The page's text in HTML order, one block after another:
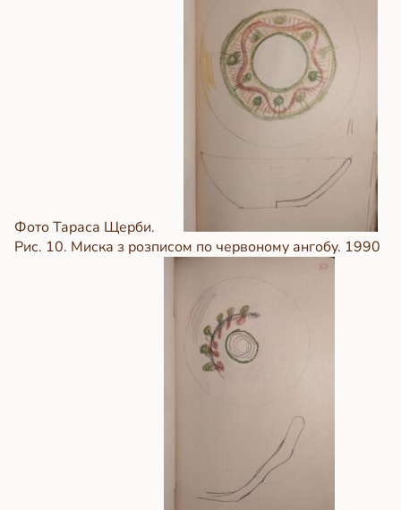
Фото Тараса Щерби.
Рис. 10. Миска з розписом по червоному ангобу. 1990